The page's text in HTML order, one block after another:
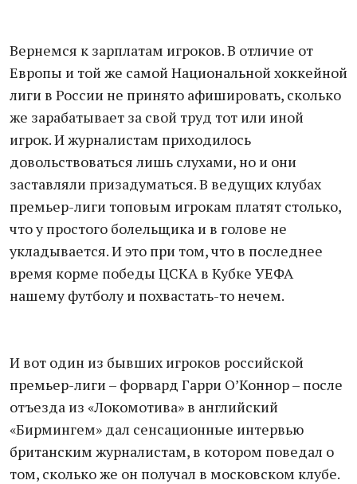
Вернемся к зарплатам игроков. В отличие от
Европы и той же самой Национальной хоккейной
лиги в России не принято афишировать, сколько
же зарабатывает за свой труд тот или иной
игрок. И журналистам приходилось
довольствоваться лишь слухами, но и они
заставляли призадуматься. В ведущих клубах
премьер-лиги топовым игрокам платят столько,
что у простого болельщика и в голове не
укладывается. И это при том, что в последнее
время корме победы ЦСКА в Кубке УЕФА
нашему футболу и похвастать-то нечем.
И вот один из бывших игроков российской
премьер-лиги – форвард Гарри О’Коннор – после
отъезда из «Локомотива» в английский
«Бирмингем» дал сенсационные интервью
британским журналистам, в котором поведал о
том, сколько же он получал в московском клубе.